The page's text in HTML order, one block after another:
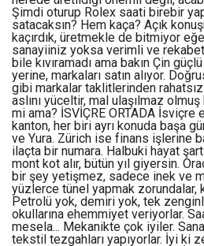
Şimdi oturup Rolex saati birebir
satacaksın? Hem kaça? Açık
kaçırdık, üretmekle de bitmiyor
sanayiiniz yoksa verimli ve
bile kıvıramadı ama bakın Çin
yerine, markaları satın alıyor.
gibi markalar taklitlerinden
aslını yüceltir, mal ulaşılmaz
mi ama? İSVİÇRE ORTADA İsviçre
kanton, her biri ayrı konuda başa
ve Yura. Zürich ise finans işlerine
ilaçta bir numara. Halbuki hayat
mont kot alır, bütün yıl giyersin.
bir şey yetişmez, sadece inek ve
yüzlerce tünel yapmak zorundalar,
Petrolü yok, demiri yok, tek
okullarına ehemmiyet veriyorlar.
mesela... Mekanikte çok iyiler.
tekstil tezgahları yapıyorlar. İyi ki